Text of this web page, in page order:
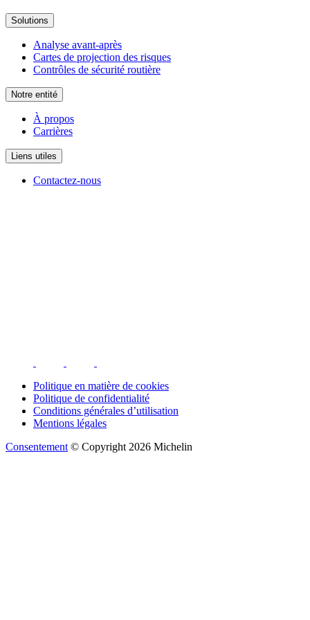
Solutions
Analyse avant-après
Cartes de projection des risques
Contrôles de sécurité routière
Notre entité
À propos
Carrières
Liens utiles
Contactez-nous
Politique en matière de cookies
Politique de confidentialité
Conditions générales d’utilisation
Mentions légales
Consentement © Copyright 2026 Michelin